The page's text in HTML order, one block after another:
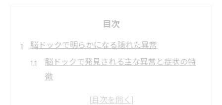
目次
脳ドックで明らかになる隠れた異常
脳ドックで発見される主な異常と症状の特
徴
自覚症状のない脳疾患も脳ドックで早期発